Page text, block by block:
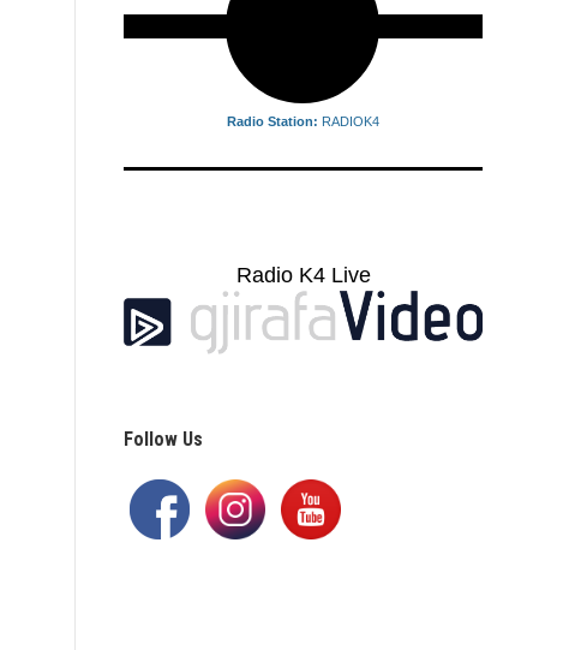
Radio Station: RADIOK4
Radio K4 Live
Follow Us